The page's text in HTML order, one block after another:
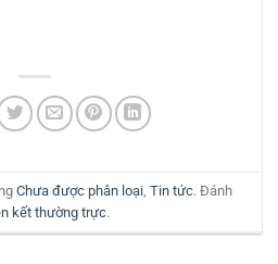
Chưa được phân loại, Tin tức. Đánh
kết thường trực.